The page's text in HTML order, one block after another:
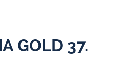
GOLD 37.